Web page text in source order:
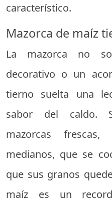
característico.
Mazorca de maíz
La mazorca no
decorativo o un
tierno suelta una
sabor del caldo.
mazorcas
medianos, que se
que sus granos
maíz es un